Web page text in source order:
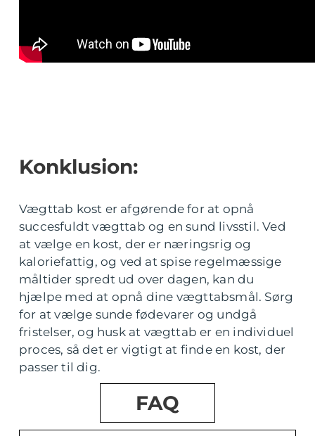
Konklusion:
Vægttab kost er afgørende for at opnå
succesfuldt vægttab og en sund livsstil. Ved
at vælge en kost, der er næringsrig og
kaloriefattig, og ved at spise regelmæssige
måltider spredt ud over dagen, kan du
hjælpe med at opnå dine vægttabsmål. Sørg
for at vælge sunde fødevarer og undgå
fristelser, og husk at vægttab er en individuel
proces, så det er vigtigt at finde en kost, der
passer til dig.
FAQ